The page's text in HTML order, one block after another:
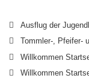
Ausflug der
Tommler-, Pfeifer-
Willkommen
Willkommen